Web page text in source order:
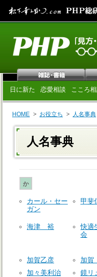
日に新た 恋愛相談 こころ
HOME お役立ち 人名事典
人名事典
か
カール・セー
ガン
甲斐
海津 裕
快適
会
加賀乙彦 加
加々美利治
鏡リ